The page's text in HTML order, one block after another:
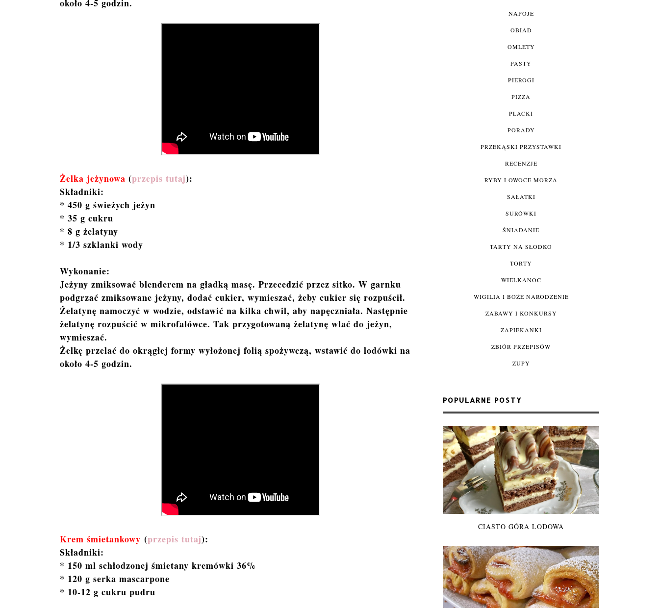
około 4-5 godzin.
Żelka jeżynowa (przepis tutaj):
Składniki:
* 450 g świeżych jeżyn
* 35 g cukru
* 8 g żelatyny
* 1/3 szklanki wody
Wykonanie:
Jeżyny zmiksować blenderem na gładką masę. Przecedzić przez sitko. W garnku
podgrzać zmiksowane jeżyny, dodać cukier, wymieszać, żeby cukier się rozpuścił.
Żelatynę namoczyć w wodzie, odstawić na kilka chwil, aby napęczniała. Następnie
żelatynę rozpuścić w mikrofalówce. Tak przygotowaną żelatynę wlać do jeżyn,
wymieszać.
Żelkę przelać do okrągłej formy wyłożonej folią spożywczą, wstawić do lodówki na
około 4-5 godzin.
Krem śmietankowy (przepis tutaj):
Składniki:
* 150 ml schłodzonej śmietany kremówki 36%
* 120 g serka mascarpone
* 10-12 g cukru pudru
NAPOJE
OBIAD
OMLETY
PASTY
PIEROGI
PIZZA
PLACKI
PORADY
PRZEKĄSKI PRZYSTAWKI
RECENZJE
RYBY I OWOCE MORZA
SAŁATKI
SURÓWKI
ŚNIADANIE
TARTY NA SŁODKO
TORTY
WIELKANOC
WIGILIA I BOŻE NARODZENIE
ZABAWY I KONKURSY
ZAPIEKANKI
ZBIÓR PRZEPISÓW
ZUPY
POPULARNE POSTY
CIASTO GÓRA LODOWA